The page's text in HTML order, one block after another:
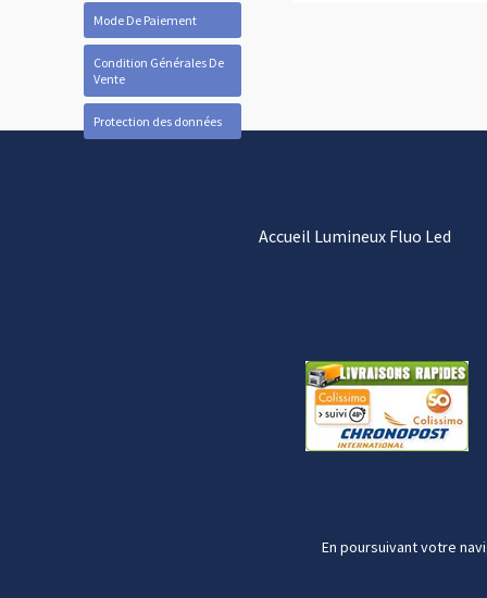
Mode De Paiement
Condition Générales De
Vente
Protection des données
Accueil Lumineux Fluo Led
En poursuivant votre